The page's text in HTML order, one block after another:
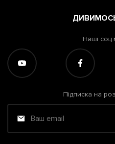
Наші соц
Підписка на